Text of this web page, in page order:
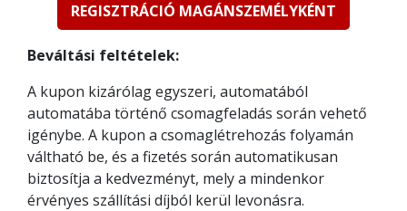
REGISZTRÁCIÓ MAGÁNSZEMÉLYKÉNT
Beváltási feltételek:
A kupon kizárólag egyszeri, automatából
automatába történő csomagfeladás során vehető
igénybe. A kupon a csomaglétrehozás folyamán
váltható be, és a fizetés során automatikusan
biztosítja a kedvezményt, mely a mindenkor
érvényes szállítási díjból kerül levonásra.